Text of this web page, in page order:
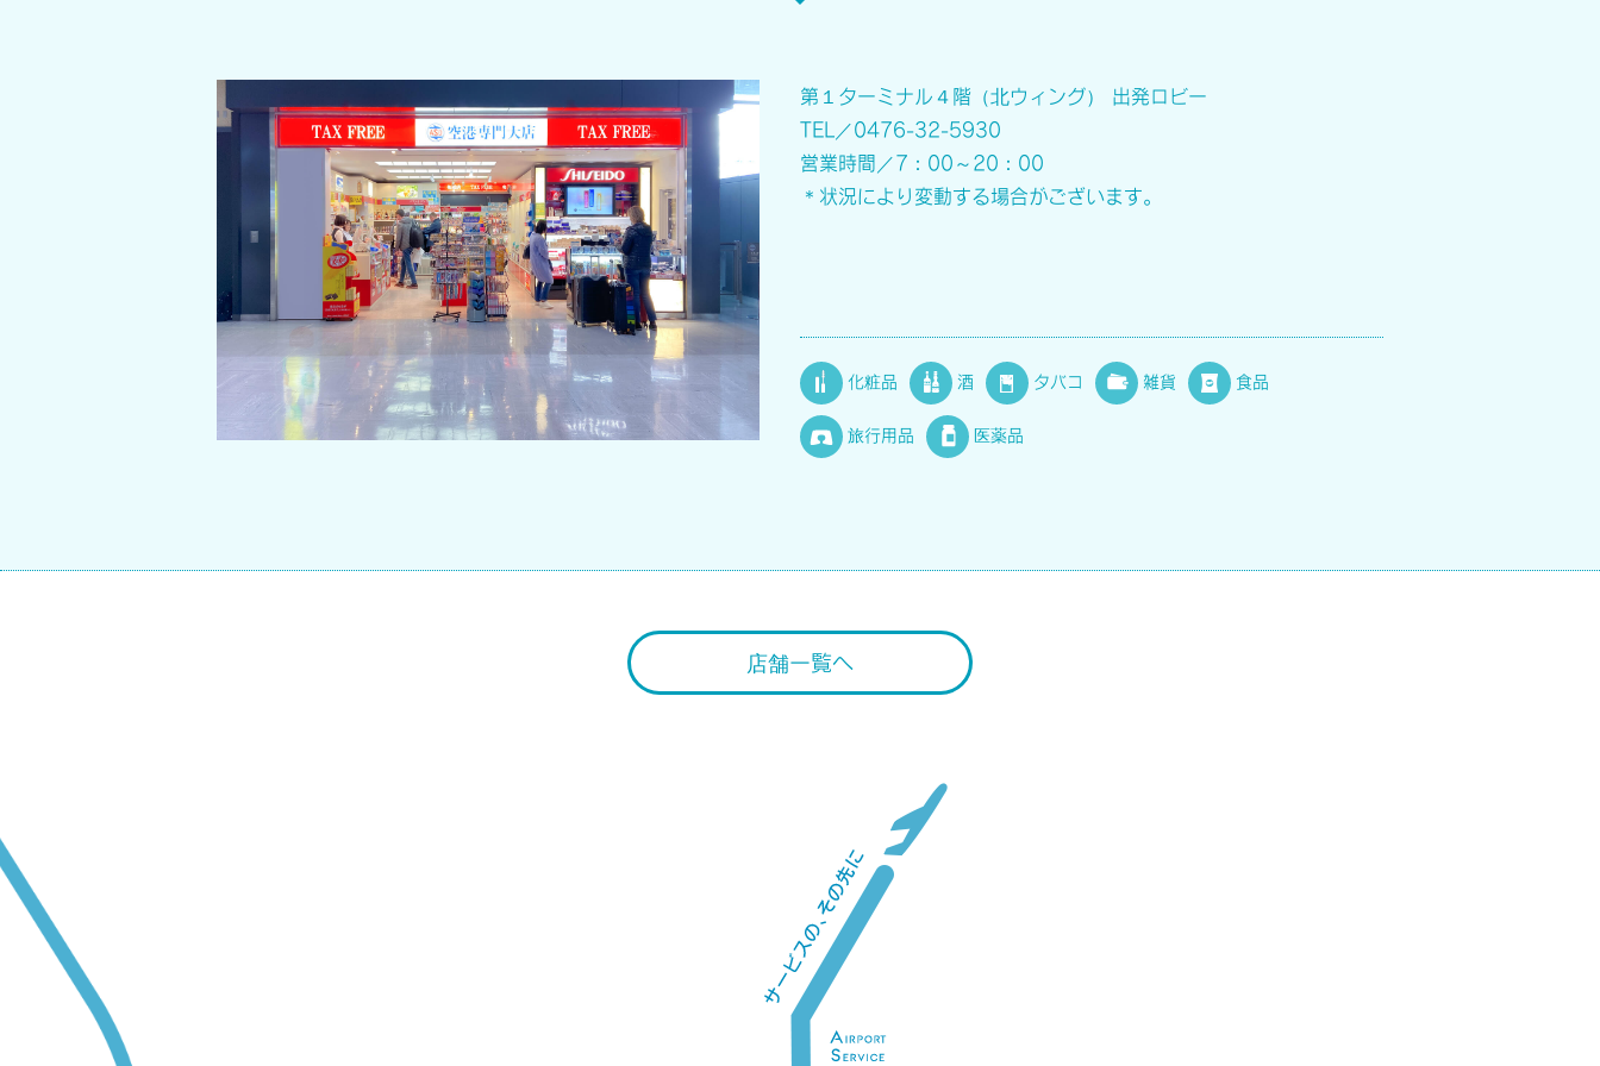
第１ターミナル４階（北ウィング） 出発ロビー
TEL／0476-32-5930
営業時間／7：00～20：00
＊状況により変動する場合がございます。
化粧品 酒 タバコ 雑貨 食品
旅行用品 医薬品
店舗一覧へ